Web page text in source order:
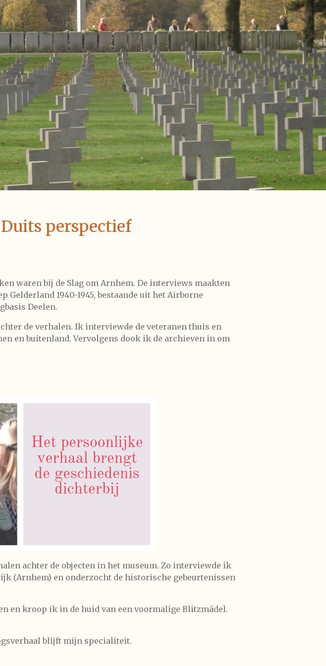
perspectief
waren bij de Slag om Arnhem. De interviews maakten
1940-1945, bestaande uit het Airborne
Deelen.
de verhalen. Ik interviewde de veteranen thuis en
en buitenland. Vervolgens dook ik de archieven in om
achter de objecten in het museum. Zo interviewde ik
(Arnhem) en onderzocht de historische gebeurtenissen
en kroop ik in de huid van een voormalige Blitzmädel.
blijft mijn specialiteit.